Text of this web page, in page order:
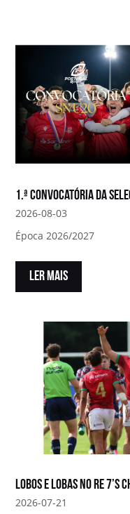
1.ª convocatória da
2026-08-03
Época 2026/2027
LER MAIS
Lobos e Lobas no RE 7’s
2026-07-21